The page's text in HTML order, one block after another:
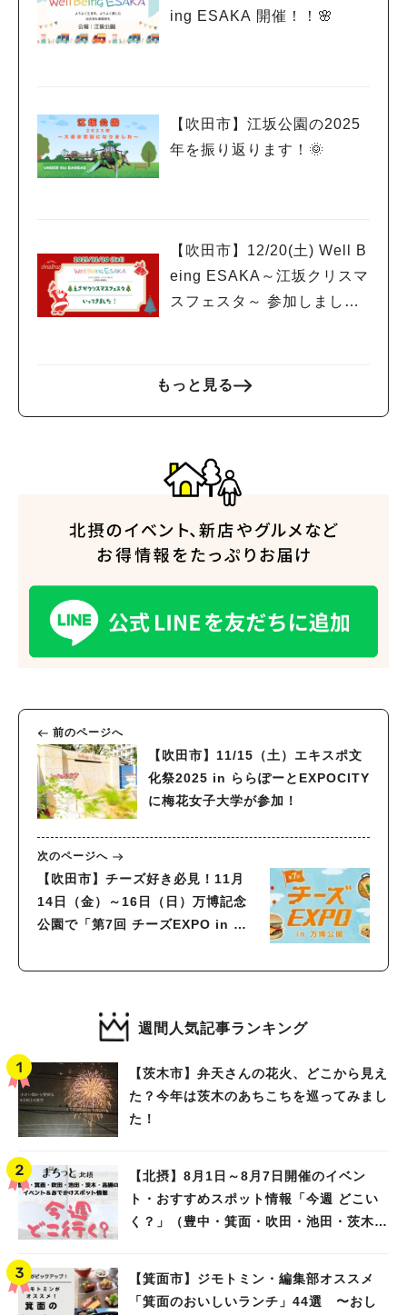
ing ESAKA 開催！！🌸
【吹田市】江坂公園の2025
年を振り返ります！🌞
【吹田市】12/20(土) Well B
eing ESAKA～江坂クリスマ
スフェスタ～ 参加しまし
もっと見る
前のページへ
【吹田市】11/15（土）エキスポ文
化祭2025 in ららぽーとEXPOCITY
に梅花女子大学が参加！
次のページへ
【吹田市】チーズ好き必見！11月
14日（金）～16日（日）万博記念
公園で「第7回 チーズEXPO in 万
週間人気記事ランキング
【茨木市】弁天さんの花火、どこから見え
た？今年は茨木のあちこちを巡ってみまし
た！
【北摂】8月1日～8月7日開催のイベン
ト・おすすめスポット情報「今週 どこい
く？」（豊中・箕面・吹田・池田・茨木・
【箕面市】ジモトミン・編集部オススメ
「箕面のおいしいランチ」44選 〜おし